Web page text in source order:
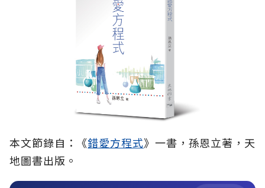
本文節錄自：《錯愛方程式》一書，孫恩立著，天
地圖書出版。